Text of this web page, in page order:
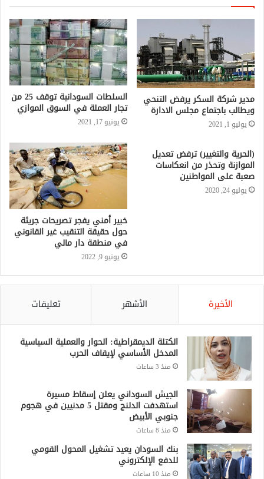
مدير شركة السكر يرفض التنحي
ويطالب باجتماع مجلس الادارة
يوليو 1, 2021
السلطات السودانية توقف 25 من
تجار العملة في السوق الموازي
يونيو 17, 2021
(الحرية والتغيير) ترفض تعديل
الموازنة وتحذر من انعكاسات
صعبة على المواطنين
يوليو 24, 2020
خبير أمني يفجر تصريحات جريئة
حول حقيقة التنقيب غير القانوني
في منطقة دار مالي
يونيو 9, 2022
الأخيرة الأشهر تعليقات
الكتلة الديمقراطية: الحوار والعملية السياسية
المدخل الأساسي لإيقاف الحرب
منذ 3 ساعات
الجيش السوداني يعلن إسقاط مسيرة
استهدفت الدلنج ومقتل 5 مدنيين في هجوم
جنوبي الأبيض
منذ 8 ساعات
بنك السودان يعيد تشغيل المحول القومي
للدفع الإلكتروني
منذ 10 ساعات